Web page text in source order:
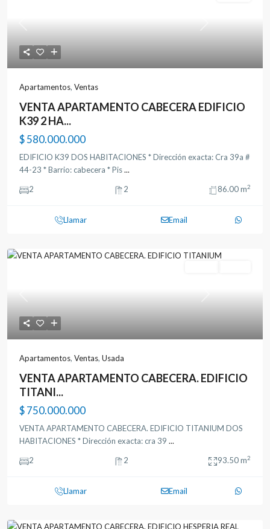
Previous Next
Apartamentos, Ventas
VENTA APARTAMENTO CABECERA EDIFICIO
K39 2 HA...
$ 580.000.000
EDIFICIO K39 DOS HABITACIONES * Dirección exacta: Cra 39a #
44-23 * Barrio: cabecera * Pis...
2
2 86.00 m2
Llamar Email
Previous Next
Apartamentos, Ventas, Usada
VENTA APARTAMENTO CABECERA. EDIFICIO
TITANI...
$ 750.000.000
VENTA APARTAMENTO CABECERA. EDIFICIO TITANIUM DOS
HABITACIONES * Dirección exacta: cra 39 ...
2
2 93.50 m2
Llamar Email